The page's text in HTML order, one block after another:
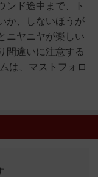
ンド途中まで、ト
か、しないほうが
ニヤニヤが楽しい
間違いに注意する
は、マストフォロ